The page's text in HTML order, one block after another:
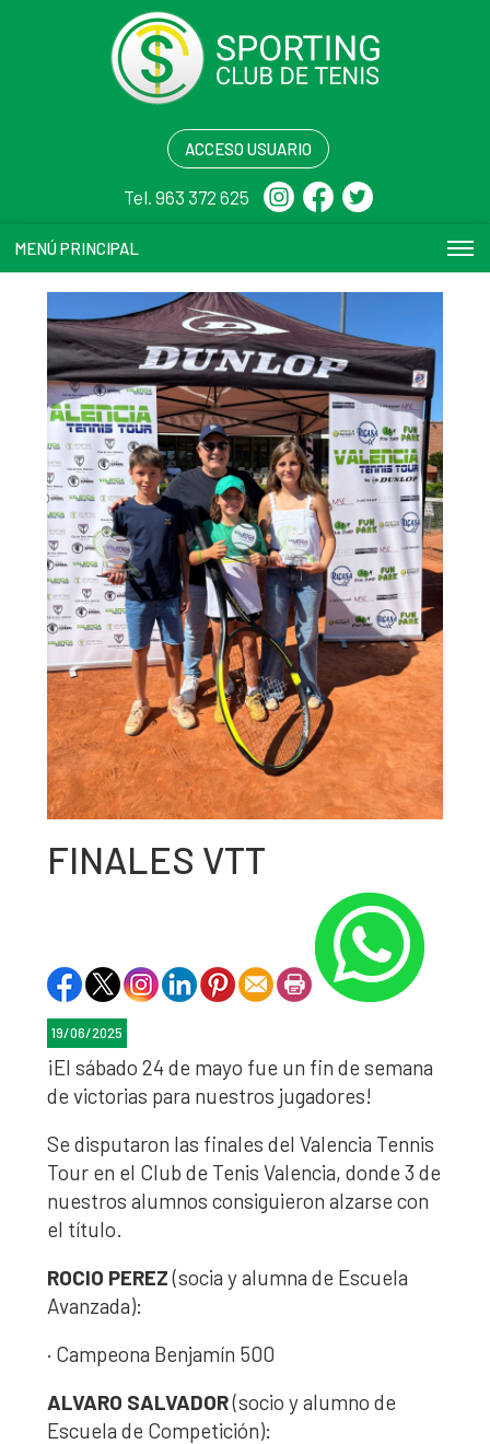
ACCESO USUARIO
Tel. 963 372 625
MENÚ PRINCIPAL
FINALES VTT
19/06/2025
¡El sábado 24 de mayo fue un fin de semana
de victorias para nuestros jugadores!
Se disputaron las finales del Valencia Tennis
Tour en el Club de Tenis Valencia, donde 3 de
nuestros alumnos consiguieron alzarse con
el título.
ROCIO PEREZ(socia y alumna de Escuela
Avanzada):
· Campeona Benjamín 500
ALVARO SALVADOR(socio y alumno de
Escuela de Competición):